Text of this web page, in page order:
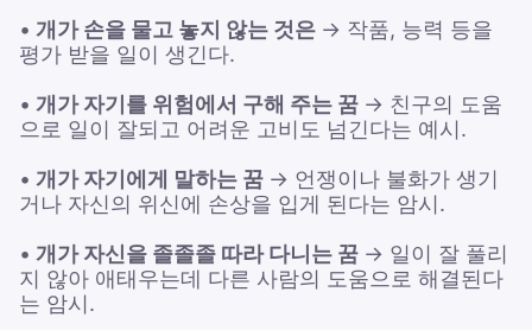
• 개가 손을 물고 놓지 않는 것은 → 작품, 능력 등을
평가 받을 일이 생긴다.
• 개가 자기를 위험에서 구해 주는 꿈 → 친구의 도움
으로 일이 잘되고 어려운 고비도 넘긴다는 예시.
• 개가 자기에게 말하는 꿈 → 언쟁이나 불화가 생기
거나 자신의 위신에 손상을 입게 된다는 암시.
• 개가 자신을 졸졸졸 따라 다니는 꿈 → 일이 잘 풀리
지 않아 애태우는데 다른 사람의 도움으로 해결된다
는 암시.